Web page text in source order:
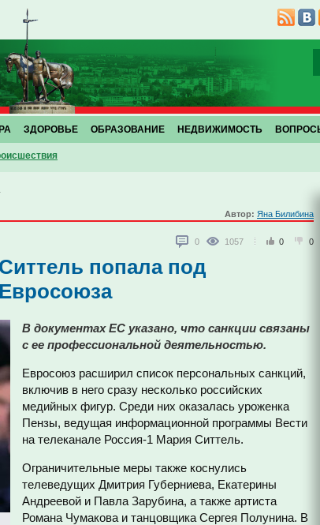
ЗДОРОВЬЕ ОБРАЗОВАНИЕ НЕДВИЖИМОСТЬ
Автор: Яна Билибина
0 1057 0 0
попала под
В документах ЕС указано, что санкции связаны
с ее профессиональной деятельностью.
Евросоюз расширил список персональных санкций,
включив в него сразу несколько российских
медийных фигур. Среди них оказалась уроженка
Пензы, ведущая информационной программы Вести
на телеканале Россия-1 Мария Ситтель.
Ограничительные меры также коснулись
телеведущих Дмитрия Губерниева, Екатерины
Андреевой и Павла Зарубина, а также артиста
Романа Чумакова и танцовщика Сергея Полунина. В